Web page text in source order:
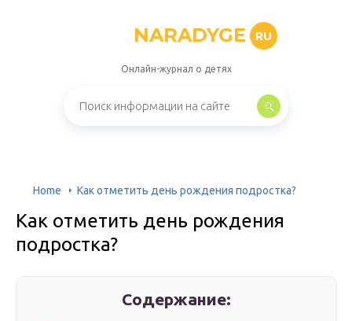
NARADYGE RU
Онлайн-журнал о детях
Home Как отметить день рождения подростка?
Как отметить день рождения
подростка?
Содержание: